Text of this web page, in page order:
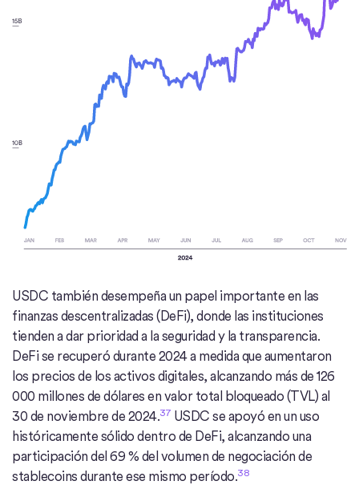
USDC también desempeña un papel importante en las
finanzas descentralizadas (DeFi), donde las instituciones
tienden a dar prioridad a la seguridad y la transparencia.
DeFi se recuperó durante 2024 a medida que aumentaron
los precios de los activos digitales, alcanzando más de 126
000 millones de dólares en valor total bloqueado (TVL) al
30 de noviembre de 2024.37 USDC se apoyó en un uso
históricamente sólido dentro de DeFi, alcanzando una
participación del 69 % del volumen de negociación de
stablecoins durante ese mismo período.38